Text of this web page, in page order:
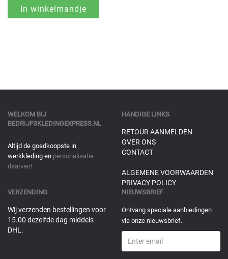
WELKOM BIJ
BEDRIJFSKLEDINGEXPRESS.NL
Altijd de goedkoopste in
werkkleding en personalisatie
daarvan!
HANDIGE LINKS
RETOUR AANMELDEN
OVER ONS
CONTACT
ALGEMENE VOORWAARDEN
PRIVACY POLICY
VERZENDING
Wij verzenden bestellingen voor
15.00 dezelfde dag middels
DHL.
NIEUWSBRIEF
Ontvang speciale aanbiedingen
via onze nieuwsbrief.